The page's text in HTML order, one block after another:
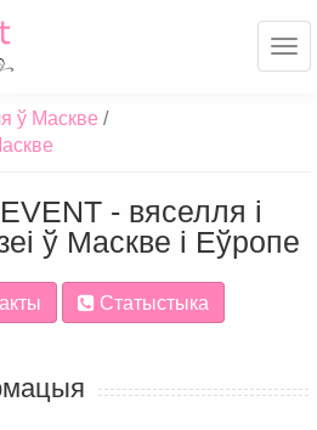
ў Маскве
- вяселля і
ў Маскве і Еўропе
Статыстыка